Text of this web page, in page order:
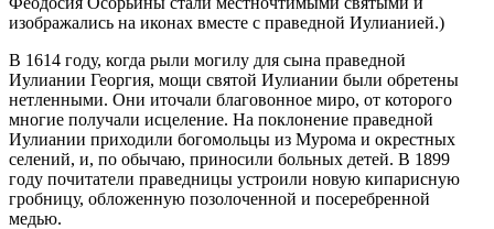
изображались на иконах вместе с праведной Иулианией.)
В 1614 году, когда рыли могилу для сына праведной
Иулиании Георгия, мощи святой Иулиании были обретены
нетленными. Они иточали благовонное миро, от которого
многие получали исцеление. На поклонение праведной
Иулиании приходили богомольцы из Mypомa и окрестных
селений, и, по обычаю, приносили больных детей. В 1899
году почитатели праведницы устроили новую кипарисную
гробницу, обложенную позолоченной и посеребренной
медью.